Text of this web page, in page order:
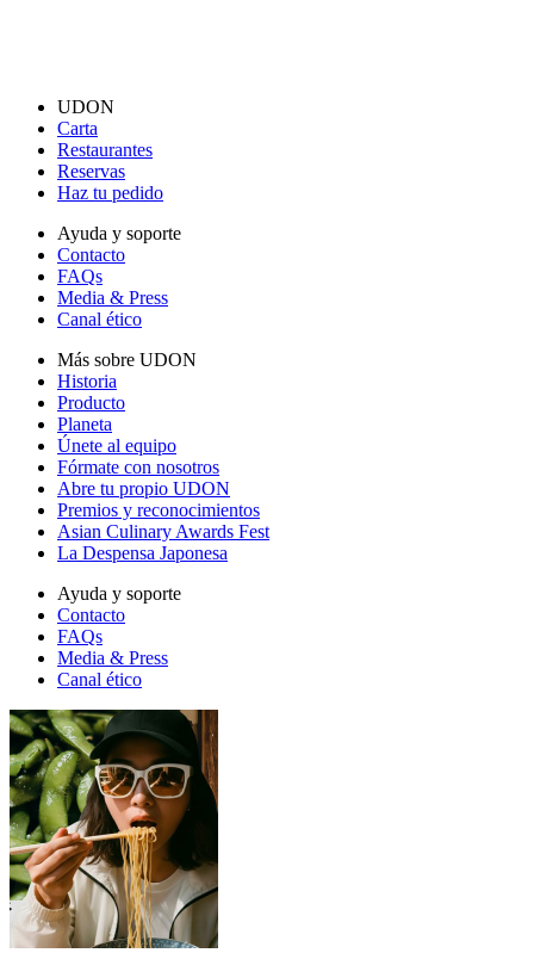
UDON
Carta
Restaurantes
Reservas
Haz tu pedido
Ayuda y soporte
Contacto
FAQs
Media & Press
Canal ético
Más sobre UDON
Historia
Producto
Planeta
Únete al equipo
Fórmate con nosotros
Abre tu propio UDON
Premios y reconocimientos
Asian Culinary Awards Fest
La Despensa Japonesa
Ayuda y soporte
Contacto
FAQs
Media & Press
Canal ético